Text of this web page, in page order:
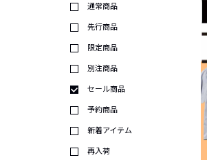
通常商品
先行商品
限定商品
別注商品
セール商品
予約商品
新着アイテム
再入荷